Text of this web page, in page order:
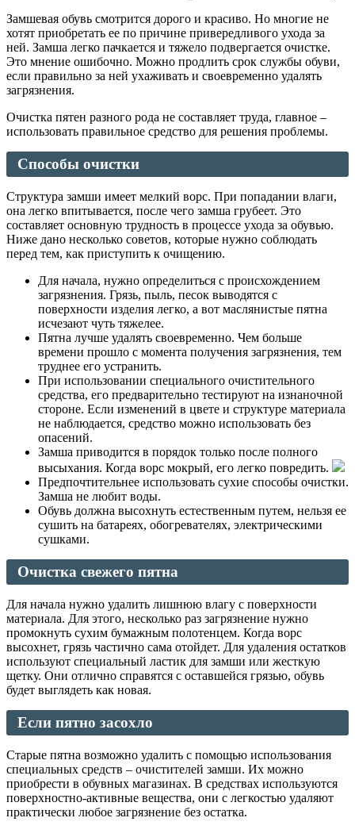
Замшевая обувь смотрится дорого и красиво. Но многие не
хотят приобретать ее по причине привередливого ухода за
ней. Замша легко пачкается и тяжело подвергается очистке.
Это мнение ошибочно. Можно продлить срок службы обуви,
если правильно за ней ухаживать и своевременно удалять
загрязнения.
Очистка пятен разного рода не составляет труда, главное –
использовать правильное средство для решения проблемы.
Способы очистки
Структура замши имеет мелкий ворс. При попадании влаги,
она легко впитывается, после чего замша грубеет. Это
составляет основную трудность в процессе ухода за обувью.
Ниже дано несколько советов, которые нужно соблюдать
перед тем, как приступить к очищению.
Для начала, нужно определиться с происхождением
загрязнения. Грязь, пыль, песок выводятся с
поверхности изделия легко, а вот маслянистые пятна
исчезают чуть тяжелее.
Пятна лучше удалять своевременно. Чем больше
времени прошло с момента получения загрязнения, тем
труднее его устранить.
При использовании специального очистительного
средства, его предварительно тестируют на изнаночной
стороне. Если изменений в цвете и структуре материала
не наблюдается, средство можно использовать без
опасений.
Замша приводится в порядок только после полного
высыхания. Когда ворс мокрый, его легко повредить.
Предпочтительнее использовать сухие способы очистки.
Замша не любит воды.
Обувь должна высохнуть естественным путем, нельзя ее
сушить на батареях, обогревателях, электрическими
сушками.
Очистка свежего пятна
Для начала нужно удалить лишнюю влагу с поверхности
материала. Для этого, несколько раз загрязнение нужно
промокнуть сухим бумажным полотенцем. Когда ворс
высохнет, грязь частично сама отойдет. Для удаления остатков
используют специальный ластик для замши или жесткую
щетку. Они отлично справятся с оставшейся грязью, обувь
будет выглядеть как новая.
Если пятно засохло
Старые пятна возможно удалить с помощью использования
специальных средств – очистителей замши. Их можно
приобрести в обувных магазинах. В средствах используются
поверхностно-активные вещества, они с легкостью удаляют
практически любое загрязнение без остатка.